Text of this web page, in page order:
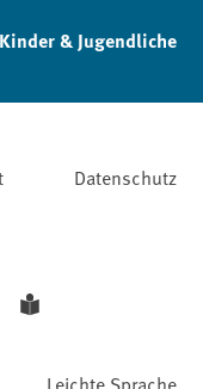
Kinder & Jugendliche
Datenschutz
Leichte Sprache